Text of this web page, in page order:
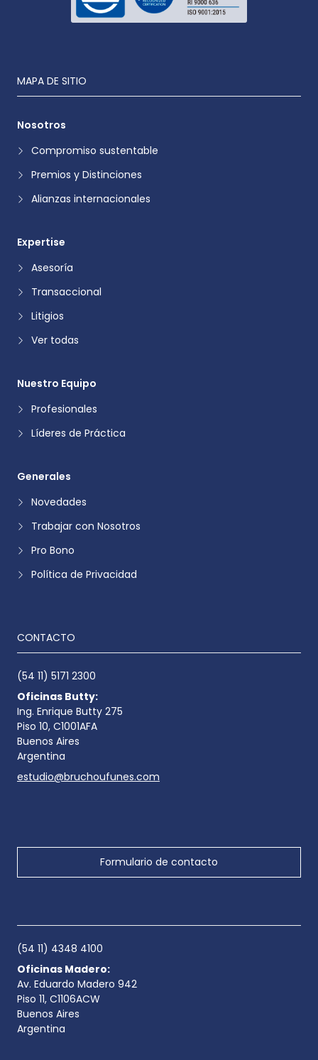
MAPA DE SITIO
Nosotros
Compromiso sustentable
Premios y Distinciones
Alianzas internacionales
Expertise
Asesoría
Transaccional
Litigios
Ver todas
Nuestro Equipo
Profesionales
Líderes de Práctica
Generales
Novedades
Trabajar con Nosotros
Pro Bono
Política de Privacidad
CONTACTO
(54 11) 5171 2300
Oficinas Butty:
Ing. Enrique Butty 275
Piso 10, C1001AFA
Buenos Aires
Argentina
estudio@bruchoufunes.com
Formulario de contacto
(54 11) 4348 4100
Oficinas Madero:
Av. Eduardo Madero 942
Piso 11, C1106ACW
Buenos Aires
Argentina